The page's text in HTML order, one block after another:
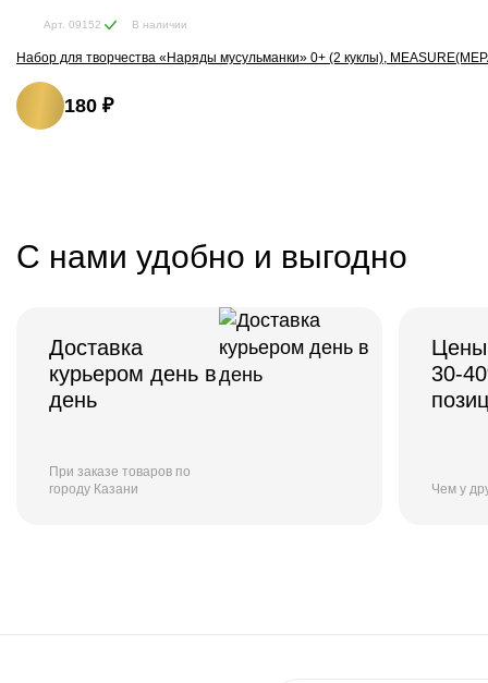
Арт. 09152 В наличии
Набор для творчества «Наряды мусульманки» 0+ (2 куклы),
180 ₽
С нами удобно и выгодно
Доставка
курьером день в
день
При заказе товаров по
городу Казани
30-
Чем у